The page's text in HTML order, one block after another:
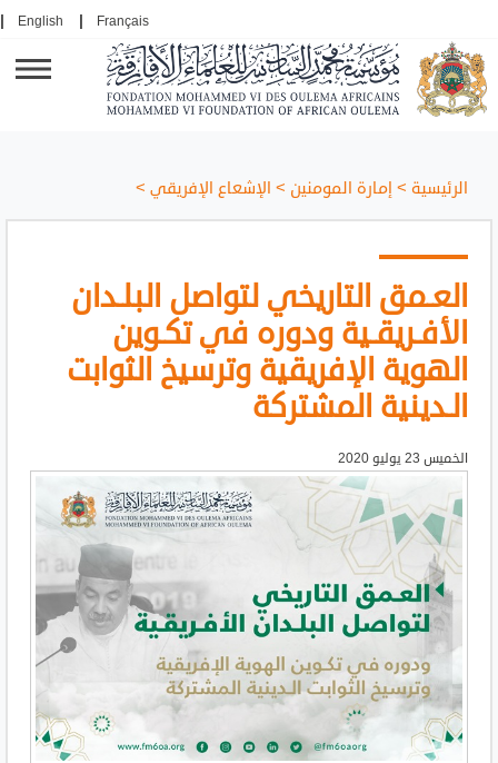
Français
English
الرئيسية > إمارة المومنين > اﻹﺷﻌﺎع اﻹﻓﺮﻳﻘﻲ >
العـمق التاريخي لتواصل البلـدان
الأفـريقـية ودوره في تكـوين
الهوية الإفريقية وترسيخ الثوابت
الـدينية المشتركة
الخميس 23 يوليو 2020